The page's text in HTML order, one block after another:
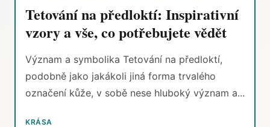
Tetování na předloktí: Inspirativní
vzory a vše, co potřebujete vědět
Význam a symbolika Tetování na předloktí,
podobně jako jakákoli jiná forma trvalého
označení kůže, v sobě nese hluboký význam a...
KRÁSA